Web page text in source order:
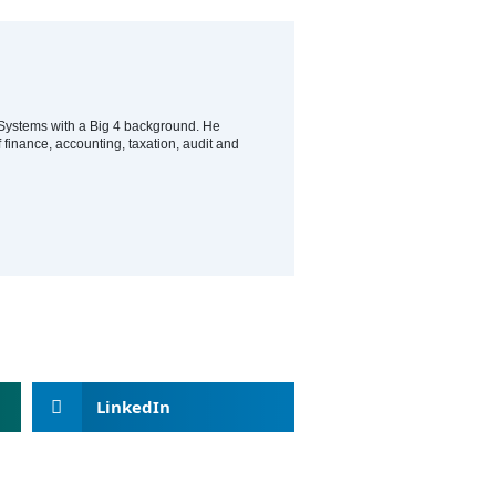
with a Big 4 background. He
accounting, taxation, audit and
LinkedIn